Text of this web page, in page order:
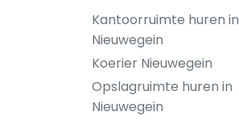
Kantoorruimte huren in
Nieuwegein
Koerier Nieuwegein
Opslagruimte huren in
Nieuwegein